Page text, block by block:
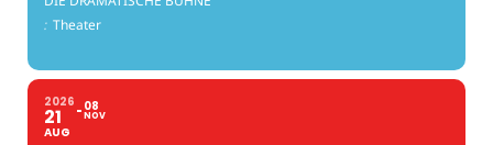
: Theater
2026
21
AUG
08
NOV